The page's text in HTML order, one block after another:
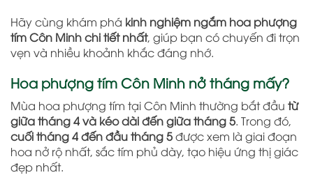
Hãy cùng khám phá kinh nghiệm ngắm hoa phượng
tím Côn Minh chi tiết nhất, giúp bạn có chuyến đi trọn
vẹn và nhiều khoảnh khắc đáng nhớ.
Hoa phượng tím Côn Minh nở tháng mấy?
Mùa hoa phượng tím tại Côn Minh thường bắt đầu từ
giữa tháng 4 và kéo dài đến giữa tháng 5. Trong đó,
cuối tháng 4 đến đầu tháng 5được xem là giai đoạn
hoa nở rộ nhất, sắc tím phủ dày, tạo hiệu ứng thị giác
đẹp nhất.